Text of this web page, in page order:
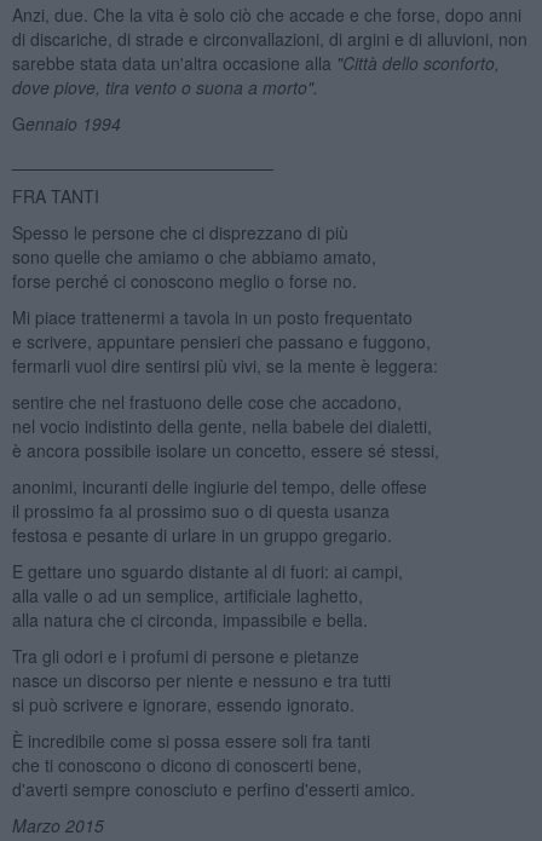
Anzi, due. Che la vita è solo ciò che accade e che forse, dopo anni
di discariche, di strade e circonvallazioni, di argini e di alluvioni, non
sarebbe stata data un'altra occasione alla "Città dello sconforto,
dove piove, tira vento o suona a morto".
Gennaio 1994
FRA TANTI
Spesso le persone che ci disprezzano di più
sono quelle che amiamo o che abbiamo amato,
forse perché ci conoscono meglio o forse no.
Mi piace trattenermi a tavola in un posto frequentato
e scrivere, appuntare pensieri che passano e fuggono,
fermarli vuol dire sentirsi più vivi, se la mente è leggera:
sentire che nel frastuono delle cose che accadono,
nel vocio indistinto della gente, nella babele dei dialetti,
è ancora possibile isolare un concetto, essere sé stessi,
anonimi, incuranti delle ingiurie del tempo, delle offese
il prossimo fa al prossimo suo o di questa usanza
festosa e pesante di urlare in un gruppo gregario.
E gettare uno sguardo distante al di fuori: ai campi,
alla valle o ad un semplice, artificiale laghetto,
alla natura che ci circonda, impassibile e bella.
Tra gli odori e i profumi di persone e pietanze
nasce un discorso per niente e nessuno e tra tutti
si può scrivere e ignorare, essendo ignorato.
È incredibile come si possa essere soli fra tanti
che ti conoscono o dicono di conoscerti bene,
d'averti sempre conosciuto e perfino d'esserti amico.
Marzo 2015